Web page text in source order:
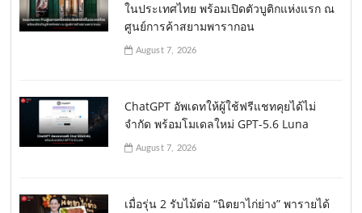
ในประเทศไทย พร้อมเปิดตัวบูติกแห่งแรก ณ
ศูนย์การค้าสยามพารากอน
August 7, 2026
ChatGPT อัพเดทให้ผู้ใช้ฟรีแชทคุยได้ไม่
จำกัด พร้อมโมเดลใหม่ GPT-5.6 Luna
August 7, 2026
เมื่อรุ่น 2 รับไม้ต่อ “นิตยาไก่ย่าง” พารายได้